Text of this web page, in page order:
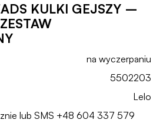
KULKI GEJSZY –
na wyczerpaniu
5502203
Lelo
lub SMS +48 604 337 579